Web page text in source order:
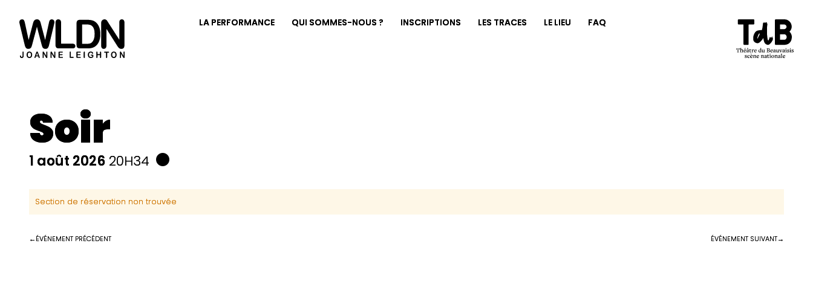
LA PERFORMANCE QUI SOMMES-NOUS ? INSCRIPTIONS LES TRACES LE LIEU FAQ
Soir
1 août 2026 20H34
Section de réservation non trouvée
ÉVÉNEMENT PRÉCÉDENT ÉVÉNEMENT SUIVANT